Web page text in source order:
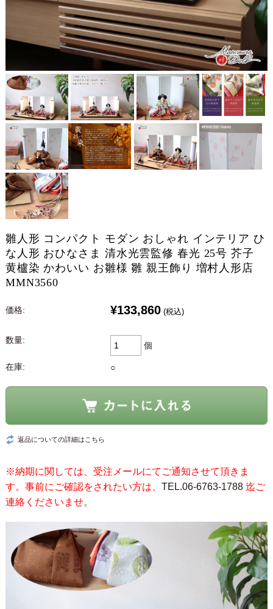
雛人形 コンパクト モダン おしゃれ インテリア ひ
な人形 おひなさま 清水光雲監修 春光 25号 芥子
黄櫨染 かわいい お雛様 雛 親王飾り 増村人形店
MMN3560
価格: ¥133,860 (税込)
数量:
個
在庫: ○
返品についての詳細はこちら
※納期に関しては、受注メールにてご通知させて頂きま
す。事前にご確認をされたい方は、 TEL.06-6763-1788迄ご
連絡くださいませ。